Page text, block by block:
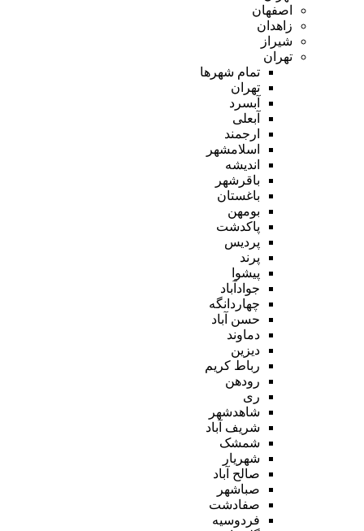
اصفهان
زاهدان
شیراز
تهران
تمام شهر‌ها
تهران
آبسرد
آبعلی
ارجمند
اسلامشهر
اندیشه
باقرشهر
باغستان
بومهن
پاکدشت
پردیس
پرند
پیشوا
جوادآباد
چهاردانگه
حسن آباد
دماوند
دیزین
رباط کریم
رودهن
ری
شاهدشهر
شریف آباد
شمشک
شهریار
صالح آباد
صباشهر
صفادشت
فردوسیه